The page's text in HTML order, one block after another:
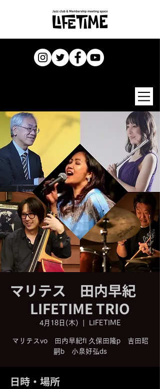
マリテス 田内早紀
LIFETIME TRIO
4月18日(木) LIFETIME
マリテスvo 田内早紀fl 久保田隆p 吉田昭
嗣b 小泉好弘ds
日時・場所